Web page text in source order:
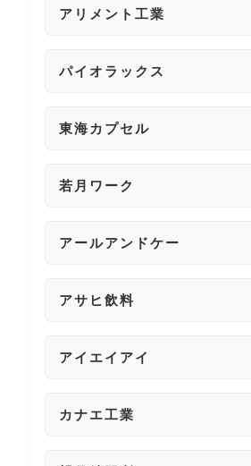
アリメント工業
パイオラックス
東海カプセル
若月ワーク
アールアンドケー
アサヒ飲料
アイエイアイ
カナエ工業